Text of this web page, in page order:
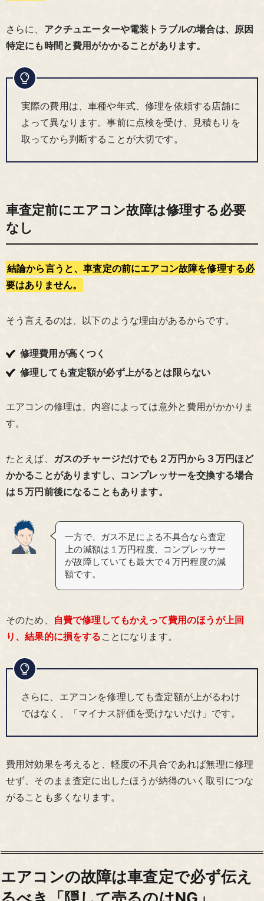
さらに、 アクチュエーターや電装トラブルの場合は、原因
特定にも時間と費用がかかることがあります。
実際の費用は、車種や年式、修理を依頼する店舗に
よって異なります。事前に点検を受け、見積もりを
取ってから判断することが大切です。
車査定前にエアコン故障は修理する必要
なし
結論から言うと、車査定の前にエアコン故障を修理する必
要はありません。
そう言えるのは、以下のような理由があるからです。
修理費用が高くつく
修理しても査定額が必ず上がるとは限らない
エアコンの修理は、内容によっては意外と費用がかかりま
す。
たとえば、 ガスのチャージだけでも２万円から３万円ほど
かかることがありますし、コンプレッサーを交換する場合
は５万円前後になることもあります。
一方で、ガス不足による不具合なら査定
上の減額は１万円程度、コンプレッサー
が故障していても最大で４万円程度の減
額です。
そのため、
自費で修理してもかえって費用のほうが上回
り、結果的に損をする ことになります。
さらに、エアコンを修理しても査定額が上がるわけ
ではなく、「マイナス評価を受けないだけ」です。
費用対効果を考えると、軽度の不具合であれば無理に修理
せず、そのまま査定に出したほうが納得のいく取引につな
がることも多くなります。
エアコンの故障は車査定で必ず伝え